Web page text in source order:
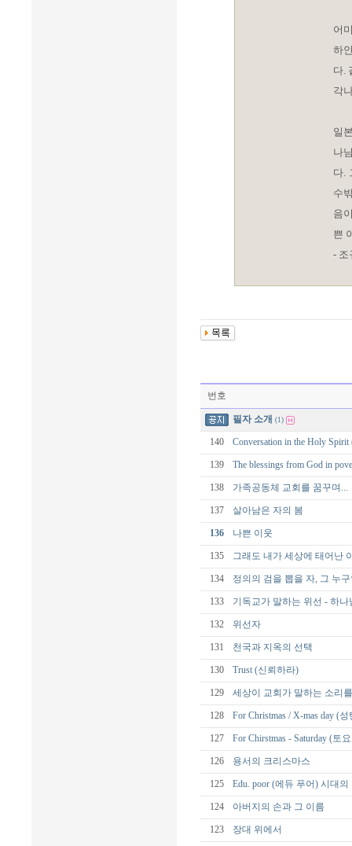
어
하
다.
각
일
나
다.
수
음
쁜
- 조
번호
필자 소개 (1)
140 Conversation in the Holy
139 The blessings from God in
138 가족공동체 교회를 꿈꾸며...
137 살아남은 자의 봄
136 나쁜 이웃
135 그래도 내가 세상에 태어난
134 정의의 검을 뽑을 자, 그 누구
133 기독교가 말하는 위선 - 하
132 위선자
131 천국과 지옥의 선택
130 Trust (신뢰하라)
129 세상이 교회가 말하는 소리
128 For Christmas / X-mas day (
127 For Chirstmas - Saturday (토
126 용서의 크리스마스
125 Edu. poor (에듀 푸어) 시대
124 아버지의 손과 그 이름
123 장대 위에서